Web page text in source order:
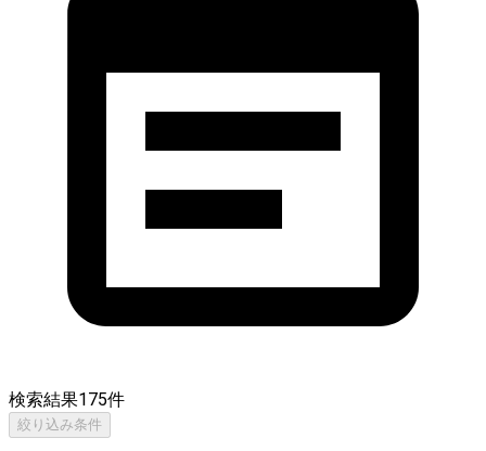
検索結果175件
絞り込み条件